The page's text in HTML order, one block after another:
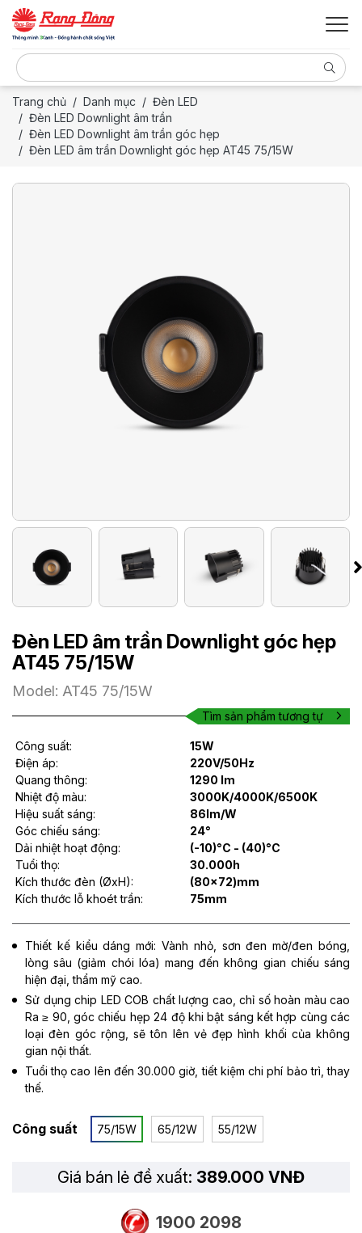
Trang chủ Danh mục
Đèn LED
Đèn LED Downlight âm trần
Đèn LED Downlight âm trần góc hẹp
Đèn LED âm trần Downlight góc hẹp AT45 75/15W
Đèn LED âm trần Downlight góc hẹp
AT45 75/15W
Model: AT45 75/15W
Tìm sản phẩm tương tự
Công suất:
15W
Điện áp:
220V/50Hz
Quang thông:
1290 lm
Nhiệt độ màu:
3000K/4000K/6500K
Hiệu suất sáng:
86lm/W
Góc chiếu sáng:
24°
Dải nhiệt hoạt động:
(-10)°C - (40)°C
Tuổi thọ:
30.000h
Kích thước đèn (ØxH):
(80x72)mm
Kích thước lỗ khoét trần:
75mm
Thiết kế kiểu dáng mới: Vành nhỏ, sơn đen mờ/đen bóng,
lòng sâu (giảm chói lóa) mang đến không gian chiếu sáng
hiện đại, thẩm mỹ cao.
Sử dụng chip LED COB chất lượng cao, chỉ số hoàn màu cao
Ra ≥ 90, góc chiếu hẹp 24 độ khi bật sáng kết hợp cùng các
loại đèn góc rộng, sẽ tôn lên vẻ đẹp hình khối của không
gian nội thất.
Tuổi thọ cao lên đến 30.000 giờ, tiết kiệm chi phí bảo trì, thay
thế.
Công suất 75/15W 65/12W 55/12W
Giá bán lẻ đề xuất: 389.000 VNĐ
1900 2098